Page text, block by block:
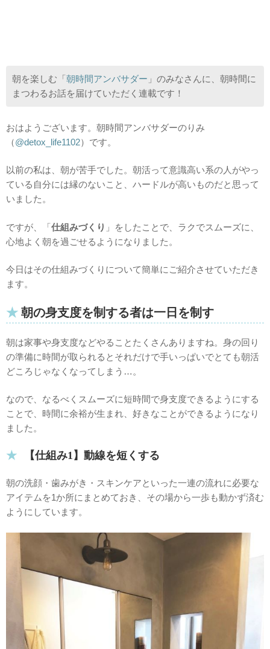
朝を楽しむ「朝時間アンバサダー 」のみなさんに、朝時間に
まつわるお話を届けていただく連載です！
おはようございます。朝時間アンバサダーのりみ
（@detox_life1102）です。
以前の私は、朝が苦手でした。朝活って意識高い系の人がやっ
ている自分には縁のないこと、ハードルが高いものだと思って
いました。
ですが、「仕組みづくり 」をしたことで、ラクでスムーズに、
心地よく朝を過ごせるようになりました。
今日はその仕組みづくりについて簡単にご紹介させていただき
ます。
朝の身支度を制する者は一日を制す
朝は家事や身支度などやることたくさんありますね。身の回り
の準備に時間が取られるとそれだけで手いっぱいでとても朝活
どころじゃなくなってしまう…。
なので、なるべくスムーズに短時間で身支度できるようにする
ことで、時間に余裕が生まれ、好きなことができるようになり
ました。
【仕組み1】動線を短くする
朝の洗顔・歯みがき・スキンケアといった一連の流れに必要な
アイテムを1か所にまとめておき、その場から一歩も動かず済む
ようにしています。